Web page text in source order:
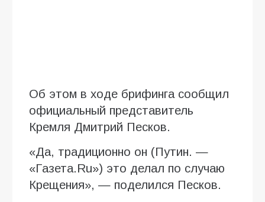
Об этом в ходе брифинга сообщил
официальный представитель
Кремля Дмитрий Песков.
«Да, традиционно он (Путин. —
«Газета.Ru») это делал по случаю
Крещения», — поделился Песков.